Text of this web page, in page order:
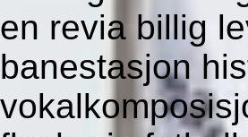
en revia billig
banestasjon